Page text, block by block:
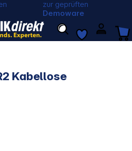
zur geprüften
Demoware
Kabellose